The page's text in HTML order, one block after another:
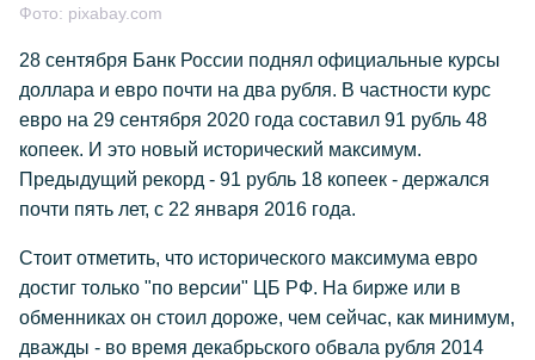
Фото: pixabay.com
28 сентября Банк России поднял официальные курсы
доллара и евро почти на два рубля. В частности курс
евро на 29 сентября 2020 года составил 91 рубль 48
копеек. И это новый исторический максимум.
Предыдущий рекорд - 91 рубль 18 копеек - держался
почти пять лет, с 22 января 2016 года.
Стоит отметить, что исторического максимума евро
достиг только "по версии" ЦБ РФ. На бирже или в
обменниках он стоил дороже, чем сейчас, как минимум,
дважды - во время декабрьского обвала рубля 2014